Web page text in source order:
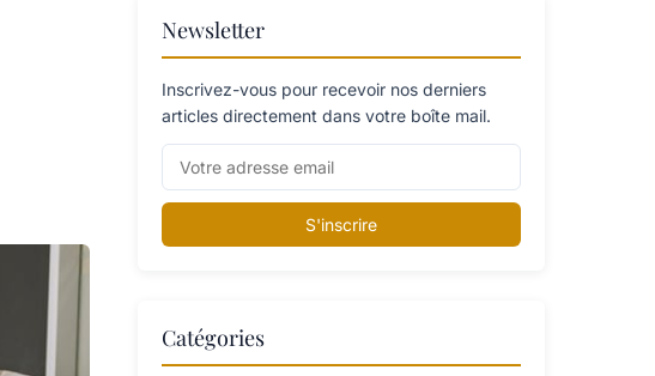
Newsletter
Inscrivez-vous pour recevoir nos derniers
articles directement dans votre boîte mail.
S'inscrire
Catégories